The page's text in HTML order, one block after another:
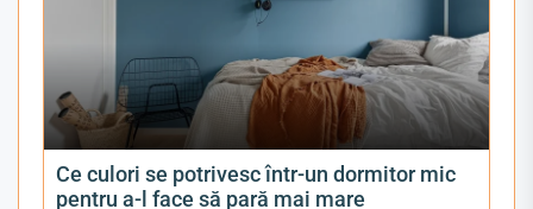
Ce culori se potrivesc într-un dormitor mic
pentru a-l face să pară mai mare